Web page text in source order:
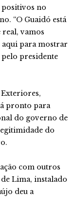
positivos no
“O Guaidó está
vamos
aqui para mostrar
pelo presidente
pronto para
do governo de
do
com outros
Lima, instalado
deu a